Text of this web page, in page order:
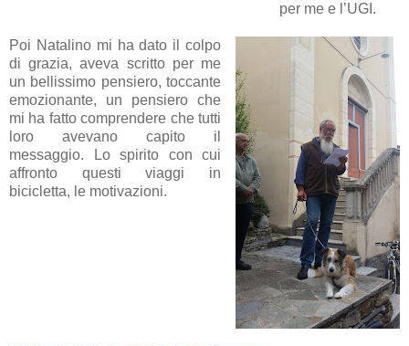
per me e l’UGI.
Poi Natalino mi ha dato il colpo
di grazia, aveva scritto per me
un bellissimo pensiero, toccante
emozionante, un pensiero che
mi ha fatto comprendere che tutti
loro avevano capito il
messaggio. Lo spirito con cui
affronto questi viaggi in
bicicletta, le motivazioni.